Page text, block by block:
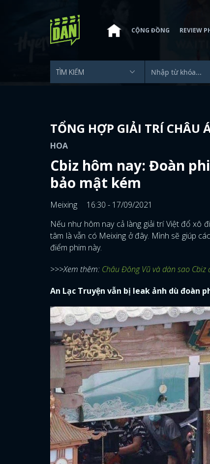
CỘNG ĐỒNG REVIEW
TỔNG HỢP GIẢI TRÍ CHÂU
HOA
Cbiz hôm nay: Đoàn
bảo mật kém
Meixing
16:30 - 17/09/2021
Nếu như hôm nay cả làng giải trí Việt đổ xô
tâm là vẫn có Meixing ở đây. Mình sẽ giúp
điểm phim này.
>>>Xem thêm: Châu Đông Vũ và dàn sao
An Lạc Truyện vẫn bị leak ảnh dù đoàn